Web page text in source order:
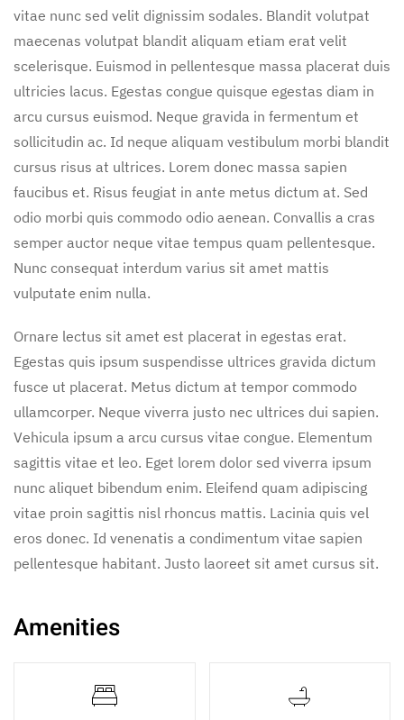
vitae nunc sed velit dignissim sodales. Blandit volutpat
maecenas volutpat blandit aliquam etiam erat velit
scelerisque. Euismod in pellentesque massa placerat duis
ultricies lacus. Egestas congue quisque egestas diam in
arcu cursus euismod. Neque gravida in fermentum et
sollicitudin ac. Id neque aliquam vestibulum morbi blandit
cursus risus at ultrices. Lorem donec massa sapien
faucibus et. Risus feugiat in ante metus dictum at. Sed
odio morbi quis commodo odio aenean. Convallis a cras
semper auctor neque vitae tempus quam pellentesque.
Nunc consequat interdum varius sit amet mattis
vulputate enim nulla.
Ornare lectus sit amet est placerat in egestas erat.
Egestas quis ipsum suspendisse ultrices gravida dictum
fusce ut placerat. Metus dictum at tempor commodo
ullamcorper. Neque viverra justo nec ultrices dui sapien.
Vehicula ipsum a arcu cursus vitae congue. Elementum
sagittis vitae et leo. Eget lorem dolor sed viverra ipsum
nunc aliquet bibendum enim. Eleifend quam adipiscing
vitae proin sagittis nisl rhoncus mattis. Lacinia quis vel
eros donec. Id venenatis a condimentum vitae sapien
pellentesque habitant. Justo laoreet sit amet cursus sit.
Amenities